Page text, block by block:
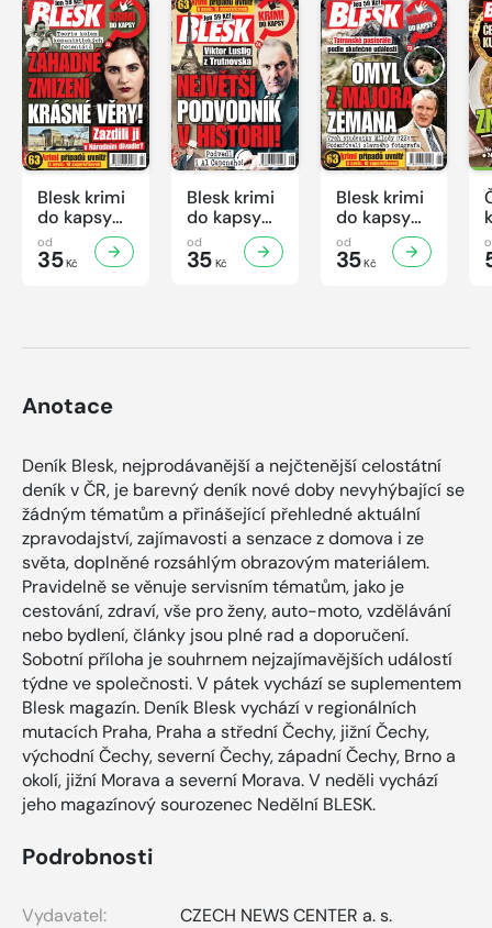
Blesk krimi
do kapsy
č.7/2026
od
35Kč
Blesk krimi
do kapsy
č.6/2026
od
35Kč
Blesk krimi
do kapsy
č.5/2026
od
35Kč
Anotace
Deník Blesk, nejprodávanější a nejčtenější celostátní
deník v ČR, je barevný deník nové doby nevyhýbající se
žádným tématům a přinášející přehledné aktuální
zpravodajství, zajímavosti a senzace z domova i ze
světa, doplněné rozsáhlým obrazovým materiálem.
Pravidelně se věnuje servisním tématům, jako je
cestování, zdraví, vše pro ženy, auto-moto, vzdělávání
nebo bydlení, články jsou plné rad a doporučení.
Sobotní příloha je souhrnem nejzajímavějších událostí
týdne ve společnosti. V pátek vychází se suplementem
Blesk magazín. Deník Blesk vychází v regionálních
mutacích Praha, Praha a střední Čechy, jižní Čechy,
východní Čechy, severní Čechy, západní Čechy, Brno a
okolí, jižní Morava a severní Morava. V neděli vychází
jeho magazínový sourozenec Nedělní BLESK.
Podrobnosti
Vydavatel:
CZECH NEWS CENTER a. s.